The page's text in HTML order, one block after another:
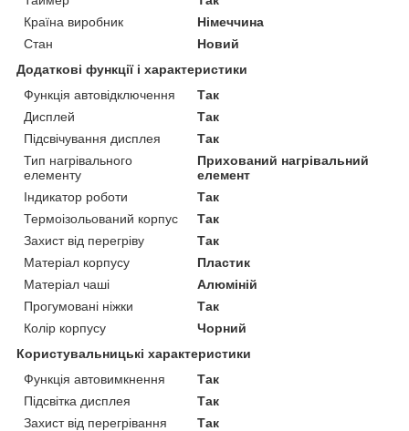
Країна виробник
Німеччина
Стан
Новий
Додаткові функції і характеристики
Функція автовідключення
Так
Дисплей
Так
Підсвічування дисплея
Так
Тип нагрівального
елементу
Прихований нагрівальний
елемент
Індикатор роботи
Так
Термоізольований корпус
Так
Захист від перегріву
Так
Матеріал корпусу
Пластик
Матеріал чаші
Алюміній
Прогумовані ніжки
Так
Колір корпусу
Чорний
Користувальницькі характеристики
Функція автовимкнення
Так
Підсвітка дисплея
Так
Захист від перегрівання
Так